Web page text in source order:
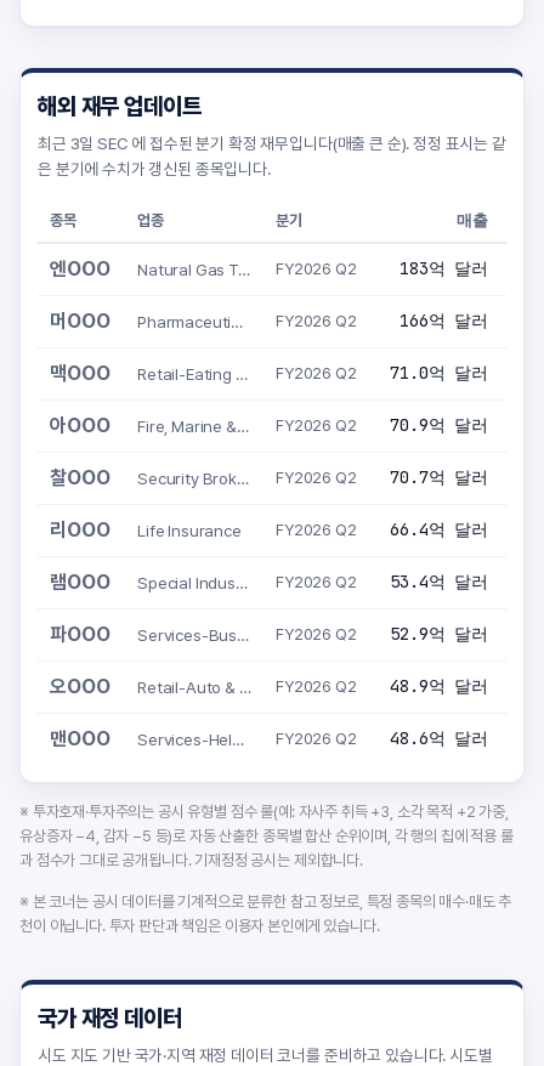
해외 재무 업데이트
최근 3일 SEC 에 접수된 분기 확정 재무입니다(매출 큰 순). 정정 표시는 같
은 분기에 수치가 갱신된 종목입니다.
종목 업종 분기 매출
엔OOO Natural Gas Transmission FY2026 Q2 183억 달러
머OOO Pharmaceutical Preparations FY2026 Q2 166억 달러
맥OOO Retail-Eating Places FY2026 Q2 71.0억 달러
아OOO Fire, Marine & Casualty Insurance FY2026 Q2 70.9억 달러
찰OOO Security Brokers, Dealers & Flotation Co FY2026 Q2 70.7억 달러
리OOO Life Insurance FY2026 Q2 66.4억 달러
램OOO Special Industry Machinery, NEC FY2026 Q2 53.4억 달러
파OOO Services-Business Services, NEC FY2026 Q2 52.9억 달러
오OOO Retail-Auto & Home Supply Stores FY2026 Q2 48.9억 달러
맨OOO Services-Help Supply Services FY2026 Q2 48.6억 달러
※ 투자호재·투자주의는 공시 유형별 점수 룰(예: 자사주 취득 +3, 소각 목적 +2 가중,
유상증자 −4, 감자 −5 등)로 자동 산출한 종목별 합산 순위이며, 각 행의 칩에 적용 룰
과 점수가 그대로 공개됩니다. 기재정정 공시는 제외합니다.
※ 본 코너는 공시 데이터를 기계적으로 분류한 참고 정보로, 특정 종목의 매수·매도 추
천이 아닙니다. 투자 판단과 책임은 이용자 본인에게 있습니다.
국가 재정 데이터
시도 지도 기반 국가·지역 재정 데이터 코너를 준비하고 있습니다. 시도별